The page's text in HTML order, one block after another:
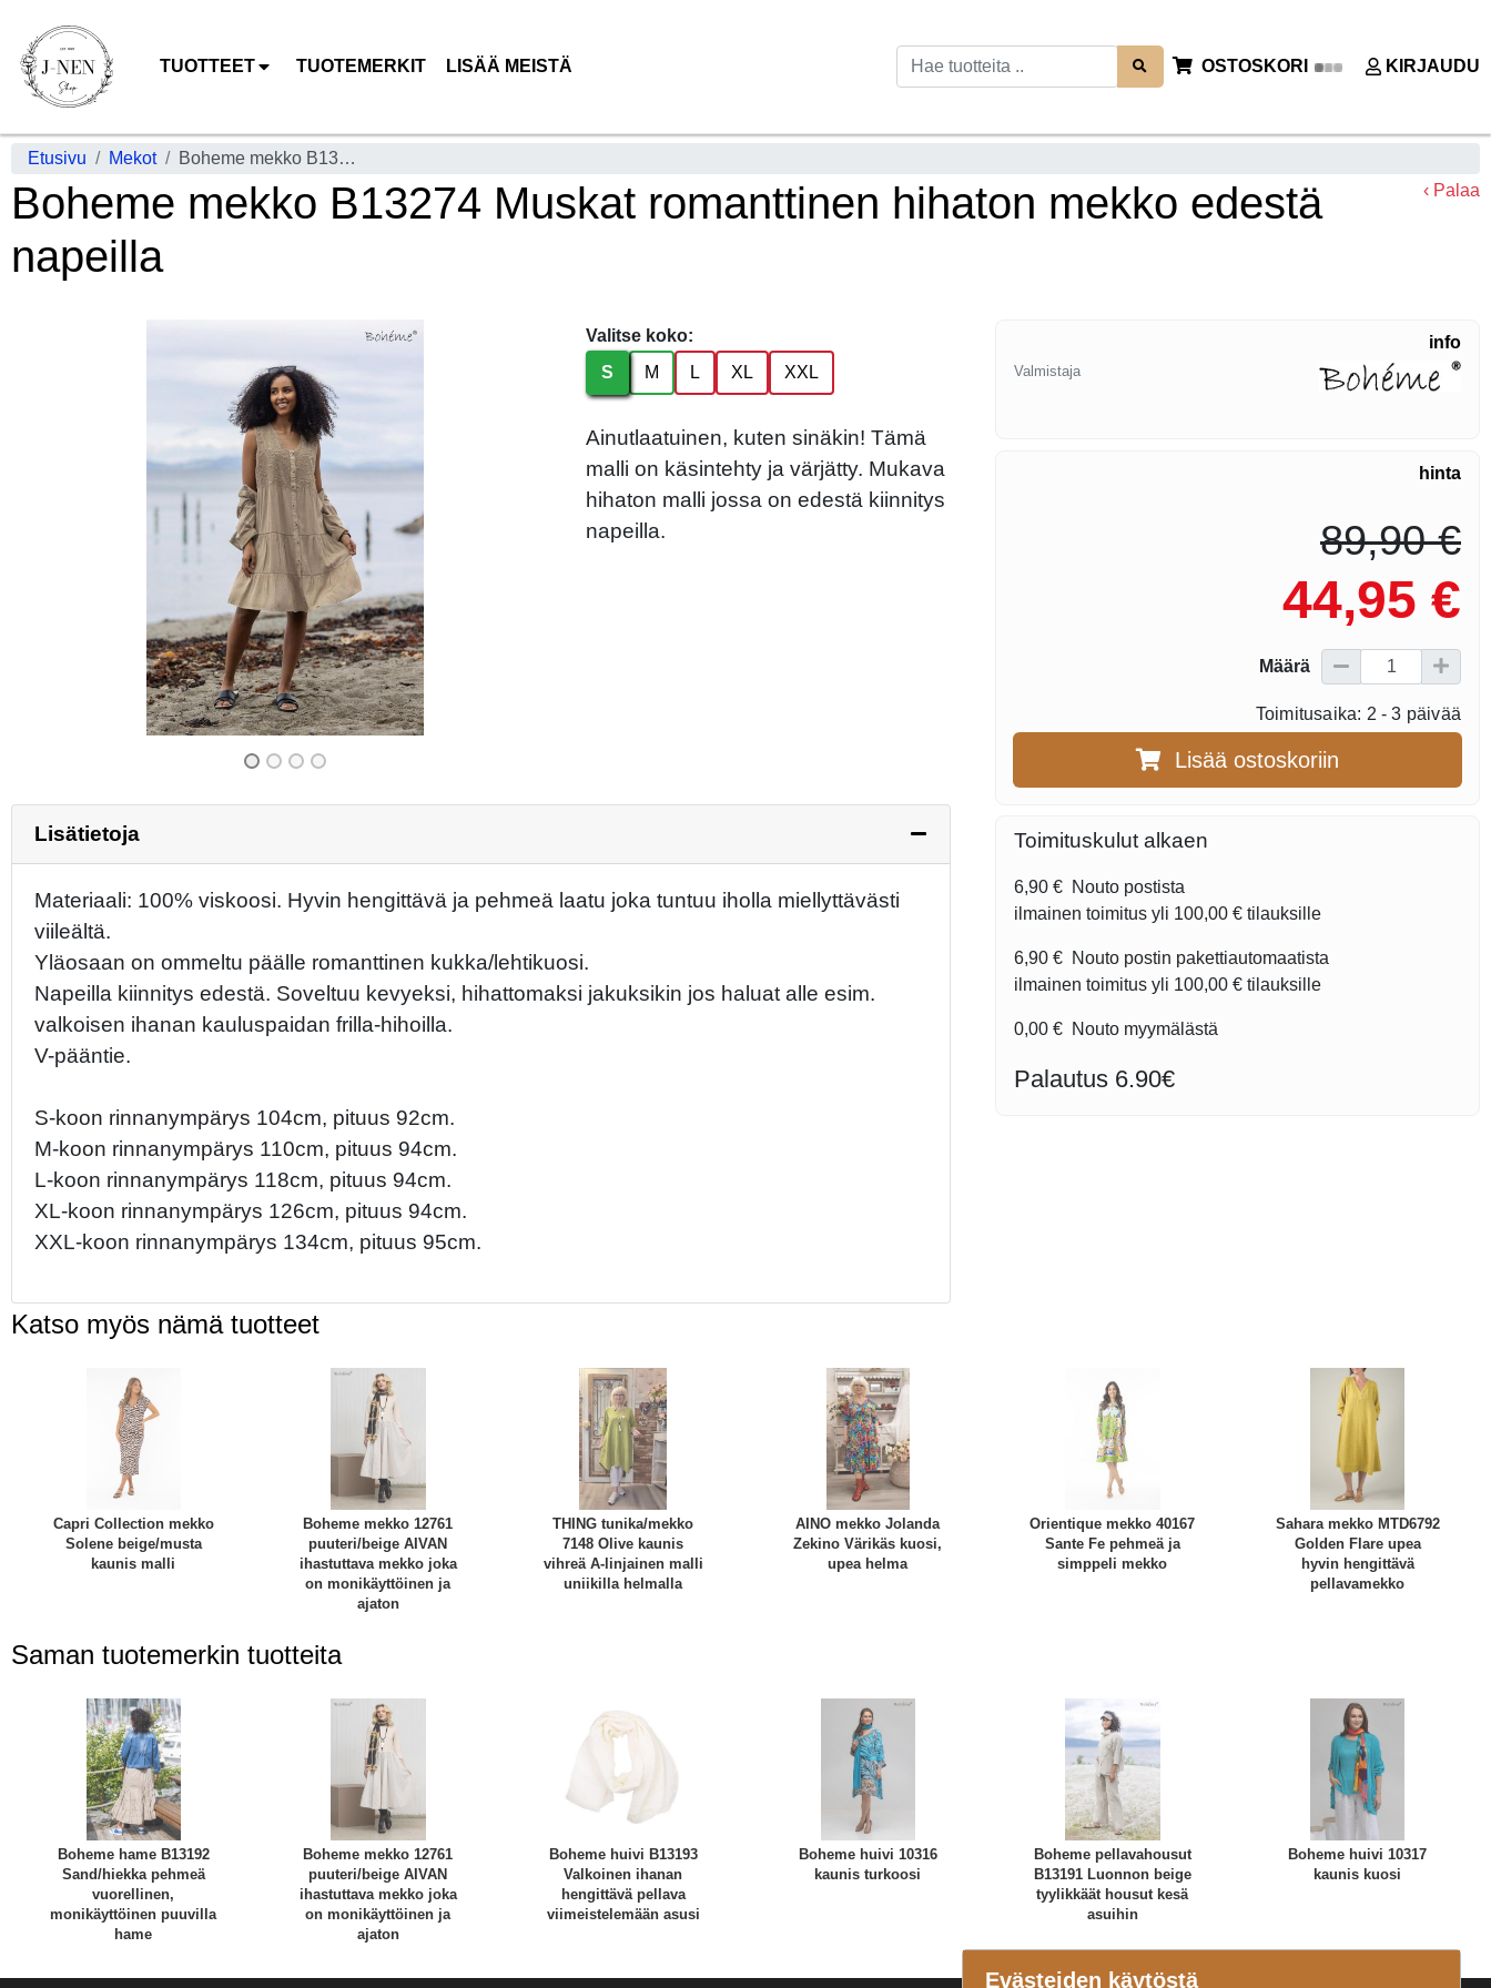
TUOTTEET TUOTEMERKIT LISÄÄ MEISTÄ OSTOSKORI KIRJAUDU
Etusivu Mekot Boheme mekko B13274 Muskat romanttinen hihaton mekko edestä napeilla
Boheme mekko B13274 Muskat romanttinen hihaton mekko edestä
napeilla
‹ Palaa
Valitse koko:
S
M L XL XXL
Ainutlaatuinen, kuten sinäkin! Tämä
malli on käsintehty ja värjätty. Mukava
hihaton malli jossa on edestä kiinnitys
napeilla.
Lisätietoja
Materiaali: 100% viskoosi. Hyvin hengittävä ja pehmeä laatu joka tuntuu iholla miellyttävästi
viileältä.
Yläosaan on ommeltu päälle romanttinen kukka/lehtikuosi.
Napeilla kiinnitys edestä. Soveltuu kevyeksi, hihattomaksi jakuksikin jos haluat alle esim.
valkoisen ihanan kauluspaidan frilla-hihoilla.
V-pääntie.
S-koon rinnanympärys 104cm, pituus 92cm.
M-koon rinnanympärys 110cm, pituus 94cm.
L-koon rinnanympärys 118cm, pituus 94cm.
XL-koon rinnanympärys 126cm, pituus 94cm.
XXL-koon rinnanympärys 134cm, pituus 95cm.
info
Valmistaja
hinta
89,90 €
44,95 €
Määrä
Toimitusaika: 2 - 3 päivää
Lisää ostoskoriin
Toimituskulut alkaen
6,90 € Nouto postista
ilmainen toimitus yli 100,00 € tilauksille
6,90 € Nouto postin pakettiautomaatista
ilmainen toimitus yli 100,00 € tilauksille
0,00 € Nouto myymälästä
Palautus 6.90€
Katso myös nämä tuotteet
Capri Collection mekko
Solene beige/musta
kaunis malli
Boheme mekko 12761
puuteri/beige AIVAN
ihastuttava mekko joka
on monikäyttöinen ja
ajaton
THING tunika/mekko
7148 Olive kaunis
vihreä A-linjainen malli
uniikilla helmalla
AINO mekko Jolanda
Zekino Värikäs kuosi,
upea helma
Orientique mekko 40167
Sante Fe pehmeä ja
simppeli mekko
Sahara mekko MTD6792
Golden Flare upea
hyvin hengittävä
pellavamekko
Saman tuotemerkin tuotteita
Boheme hame B13192
Sand/hiekka pehmeä
vuorellinen,
monikäyttöinen puuvilla
hame
Boheme mekko 12761
puuteri/beige AIVAN
ihastuttava mekko joka
on monikäyttöinen ja
ajaton
Boheme huivi B13193
Valkoinen ihanan
hengittävä pellava
viimeistelemään asusi
Boheme huivi 10316
kaunis turkoosi
Boheme pellavahousut
B13191 Luonnon beige
tyylikkäät housut kesä
asuihin
Boheme huivi 10317
kaunis kuosi
Evästeiden käytöstä